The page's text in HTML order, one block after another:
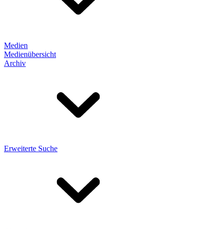
Medien
Medienübersicht
Archiv
Erweiterte Suche